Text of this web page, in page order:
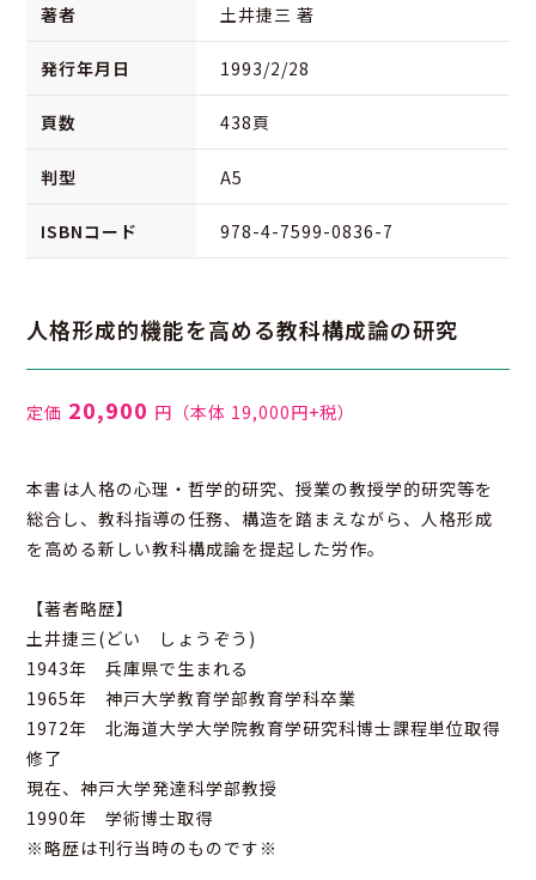
著者 土井捷三 著
発行年月日 1993/2/28
頁数 438頁
判型 A5
ISBNコード 978-4-7599-0836-7
人格形成的機能を高める教科構成論の研究
定価 20,900 円 （本体 19,000円+税）
本書は人格の心理・哲学的研究、授業の教授学的研究等を
総合し、教科指導の任務、構造を踏まえながら、人格形成
を高める新しい教科構成論を提起した労作。
【著者略歴】
土井捷三(どい しょうぞう)
1943年 兵庫県で生まれる
1965年 神戸大学教育学部教育学科卒業
1972年 北海道大学大学院教育学研究科博士課程単位取得
修了
現在、神戸大学発達科学部教授
1990年 学術博士取得
※略歴は刊行当時のものです※